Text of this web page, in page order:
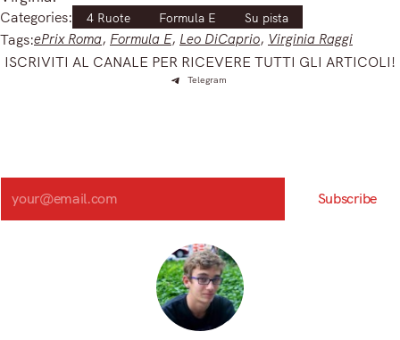
Categories: 4 Ruote Formula E Su pista
Tags:ePrix Roma, Formula E, Leo DiCaprio, Virginia Raggi
ISCRIVITI AL CANALE PER RICEVERE TUTTI GLI ARTICOLI!
Telegram
Search
Subscribe